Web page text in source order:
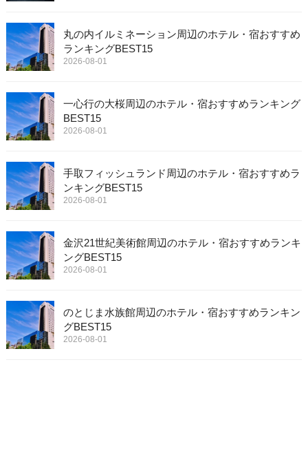
丸の内イルミネーション周辺のホテル・宿おすすめ
ランキングBEST15
2026-08-01
一心行の大桜周辺のホテル・宿おすすめランキング
BEST15
2026-08-01
手取フィッシュランド周辺のホテル・宿おすすめラ
ンキングBEST15
2026-08-01
金沢21世紀美術館周辺のホテル・宿おすすめランキ
ングBEST15
2026-08-01
のとじま水族館周辺のホテル・宿おすすめランキン
グBEST15
2026-08-01